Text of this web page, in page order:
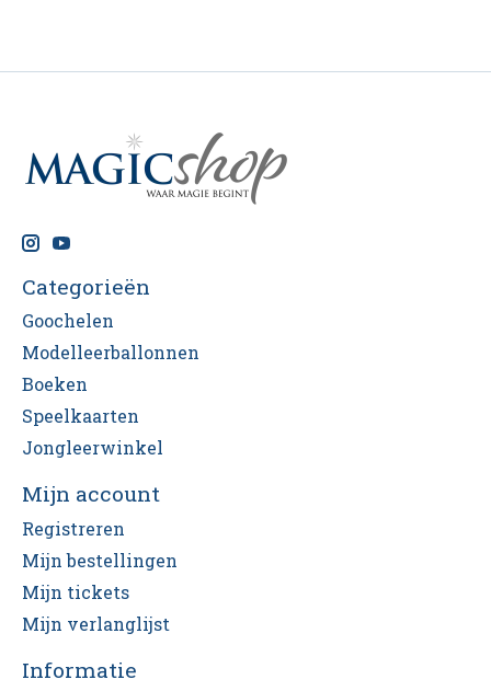
Categorieën
Goochelen
Modelleerballonnen
Boeken
Speelkaarten
Jongleerwinkel
Mijn account
Registreren
Mijn bestellingen
Mijn tickets
Mijn verlanglijst
Informatie